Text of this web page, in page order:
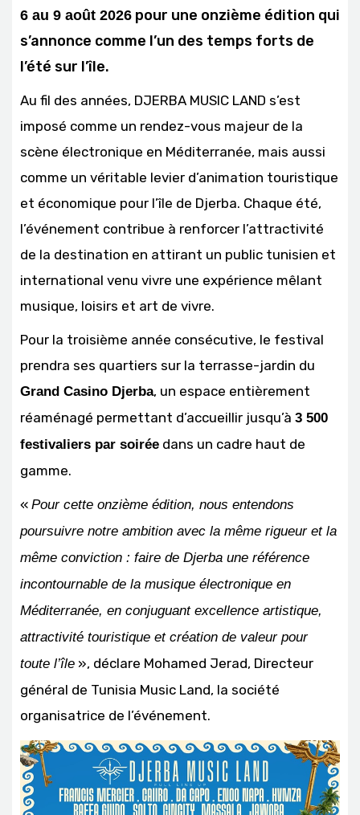
6 au 9 août 2026 pour une onzième édition qui
s’annonce comme l’un des temps forts de
l’été sur l’île.
Au fil des années, DJERBA MUSIC LAND s’est
imposé comme un rendez-vous majeur de la
scène électronique en Méditerranée, mais aussi
comme un véritable levier d’animation touristique
et économique pour l’île de Djerba. Chaque été,
l’événement contribue à renforcer l’attractivité
de la destination en attirant un public tunisien et
international venu vivre une expérience mêlant
musique, loisirs et art de vivre.
Pour la troisième année consécutive, le festival
prendra ses quartiers sur la terrasse-jardin du
Grand Casino Djerba, un espace entièrement
réaménagé permettant d’accueillir jusqu’à 3 500
festivaliers par soirée dans un cadre haut de
gamme.
« Pour cette onzième édition, nous entendons
poursuivre notre ambition avec la même rigueur et la
même conviction : faire de Djerba une référence
incontournable de la musique électronique en
Méditerranée, en conjuguant excellence artistique,
attractivité touristique et création de valeur pour
toute l’île », déclare Mohamed Jerad, Directeur
général de Tunisia Music Land, la société
organisatrice de l’événement.